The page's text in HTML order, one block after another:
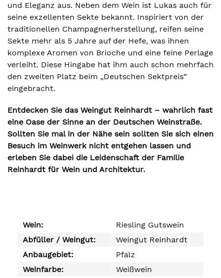
und Eleganz aus. Neben dem Wein ist Lukas auch für
seine exzellenten Sekte bekannt. Inspiriert von der
traditionellen Champagnerherstellung, reifen seine
Sekte mehr als 5 Jahre auf der Hefe, was ihnen
komplexe Aromen von Brioche und eine feine Perlage
verleiht. Diese Hingabe hat ihm auch schon mehrfach
den zweiten Platz beim „Deutschen Sektpreis“
eingebracht.
Entdecken Sie das Weingut Reinhardt – wahrlich fast
eine Oase der Sinne an der Deutschen Weinstraße.
Sollten Sie mal in der Nähe sein sollten Sie sich einen
Besuch im Weinwerk nicht entgehen lassen und
erleben Sie dabei die Leidenschaft der Familie
Reinhardt für Wein und Architektur.
Wein:
Riesling Gutswein
Abfüller / Weingut:
Weingut Reinhardt
Anbaugebiet:
Pfalz
Weinfarbe:
Weißwein